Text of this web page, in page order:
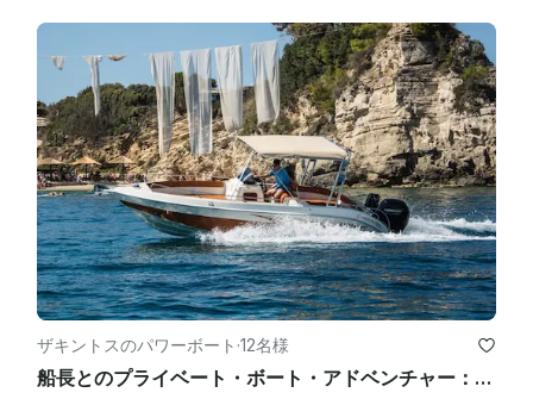
ザキントスのパワーボート ·12名様
船長とのプライベート・ボート・アドベンチャー：シップレック、ケリの洞窟、隠れた宝石